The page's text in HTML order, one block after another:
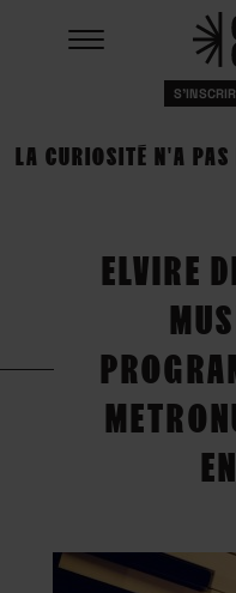
À PROPOS
LA CURIOSITÉ N'A
ELVIRE